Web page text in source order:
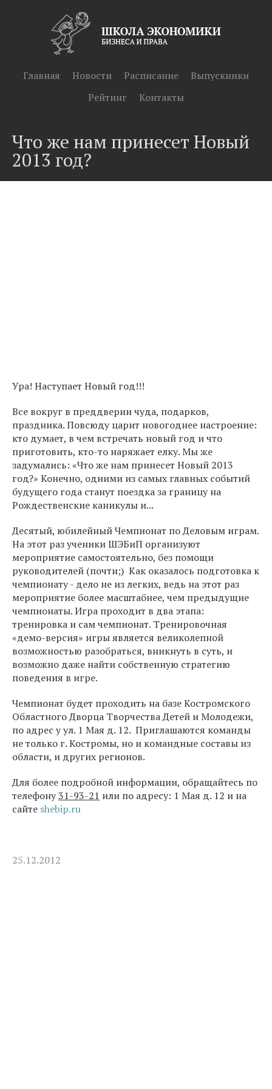
Главная Новости Расписание
Выпускники
Рейтинг
Контакты
Что же нам принесет Новый
2013 год?
Ура! Наступает Новый год!!!
Все вокруг в преддверии чуда, подарков,
праздника. Повсюду царит новогоднее настроение:
кто думает, в чем встречать новый год и что
приготовить, кто-то наряжает елку. Мы же
задумались: «Что же нам принесет Новый 2013
год?» Конечно, одними из самых главных событий
будущего года станут поездка за границу на
Рождественские каникулы и...
Десятый, юбилейный Чемпионат по Деловым играм.
На этот раз ученики ШЭБиП организуют
мероприятие самостоятельно, без помощи
руководителей (почти;) Как оказалось подготовка к
чемпионату - дело не из легких, ведь на этот раз
мероприятие более масштабнее, чем предыдущие
чемпионаты. Игра проходит в два этапа:
тренировка и сам чемпионат. Тренировочная
«демо-версия» игры является великолепной
возможностью разобраться, вникнуть в суть, и
возможно даже найти собственную стратегию
поведения в игре.
Чемпионат будет проходить на базе Костромского
Областного Дворца Творчества Детей и Молодежи,
по адрес у ул. 1 Мая д. 12. Приглашаются команды
не только г. Костромы, но и командные составы из
области, и других регионов.
Для более подробной информации, обращайтесь по
телефону31-93-21 или по адресу: 1 Мая д. 12 и на
сайте shebip.ru
25.12.2012